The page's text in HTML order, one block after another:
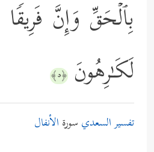
بِٱلۡحَقِّ وَإِنَّ
لَكَـٰرِهُونَ ﴿٥﴾
تفسير السعدي سورة الأنفال